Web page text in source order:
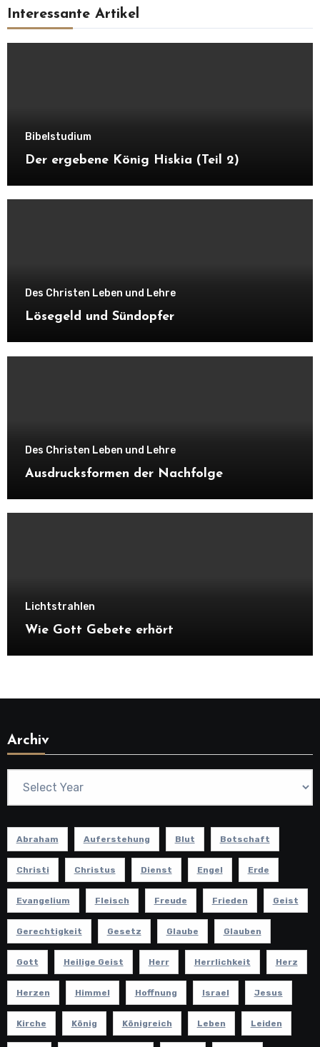
Interessante Artikel
Bibelstudium
Der ergebene König Hiskia (Teil 2)
Des Christen Leben und Lehre
Lösegeld und Sündopfer
Des Christen Leben und Lehre
Ausdrucksformen der Nachfolge
Lichtstrahlen
Wie Gott Gebete erhört
Archiv
Abraham Auferstehung Blut Botschaft
Christi Christus Dienst Engel Erde
Evangelium Fleisch Freude Frieden Geist
Gerechtigkeit Gesetz Glaube Glauben
Gott Heilige Geist Herr Herrlichkeit Herz
Herzen Himmel Hoffnung Israel Jesus
Kirche König Königreich Leben Leiden